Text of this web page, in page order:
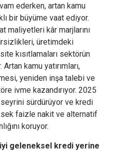
ederken, artan kamu
bir büyüme vaat ediyor.
maliyetleri kâr marjlarını
üretimdeki
kısıtlamaları sektörün
kamu yatırımları,
yeniden inşa talebi ve
ivme kazandırıyor. 2025
seyrini sürdürüyor ve kredi
faizle nakit ve alternatif
koruyor.
geleneksel kredi yerine